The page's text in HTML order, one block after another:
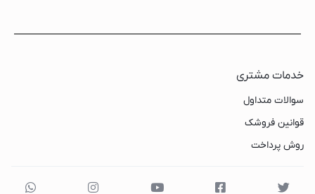
خدمات مشتری
سوالات متداول
قوانین فروشک
روش پرداخت